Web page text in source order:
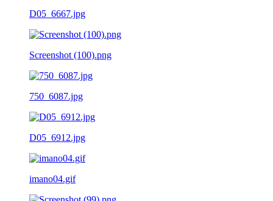
D05_6667.jpg
Screenshot (100).png
750_6087.jpg
D05_6912.jpg
imano04.gif